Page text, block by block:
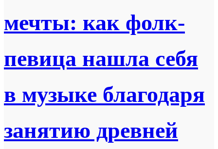
мечты: как фолк-
певица нашла себя
в музыке благодаря
занятию древней